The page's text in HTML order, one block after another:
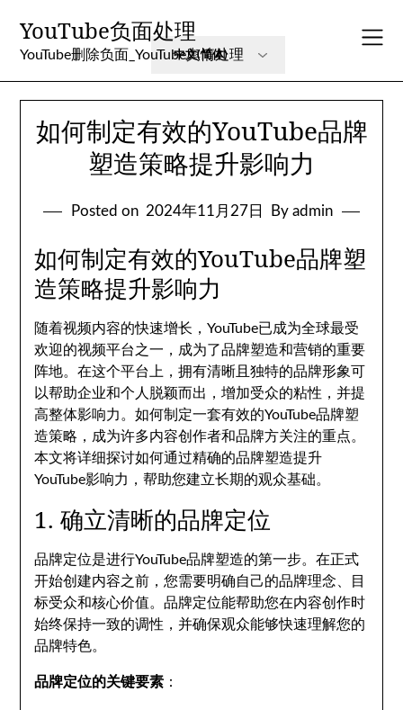
content
YouTube负面处理
YouTube删除负面_YouTube舆情处理
如何制定有效的YouTube品牌
塑造策略提升影响力
Posted on 2024年11月27日 By admin
如何制定有效的YouTube品牌塑
造策略提升影响力
随着视频内容的快速增长，YouTube已成为全球最受
欢迎的视频平台之一，成为了品牌塑造和营销的重要
阵地。在这个平台上，拥有清晰且独特的品牌形象可
以帮助企业和个人脱颖而出，增加受众的粘性，并提
高整体影响力。如何制定一套有效的YouTube品牌塑
造策略，成为许多内容创作者和品牌方关注的重点。
本文将详细探讨如何通过精确的品牌塑造提升
YouTube影响力，帮助您建立长期的观众基础。
1. 确立清晰的品牌定位
品牌定位是进行YouTube品牌塑造的第一步。在正式
开始创建内容之前，您需要明确自己的品牌理念、目
标受众和核心价值。品牌定位能帮助您在内容创作时
始终保持一致的调性，并确保观众能够快速理解您的
品牌特色。
品牌定位的关键要素 ：